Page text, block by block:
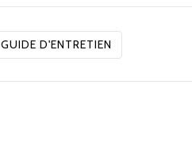
GUIDE D'ENTRETIEN